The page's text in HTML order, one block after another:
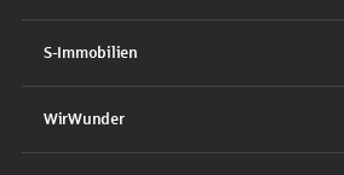
S-Immobilien
WirWunder